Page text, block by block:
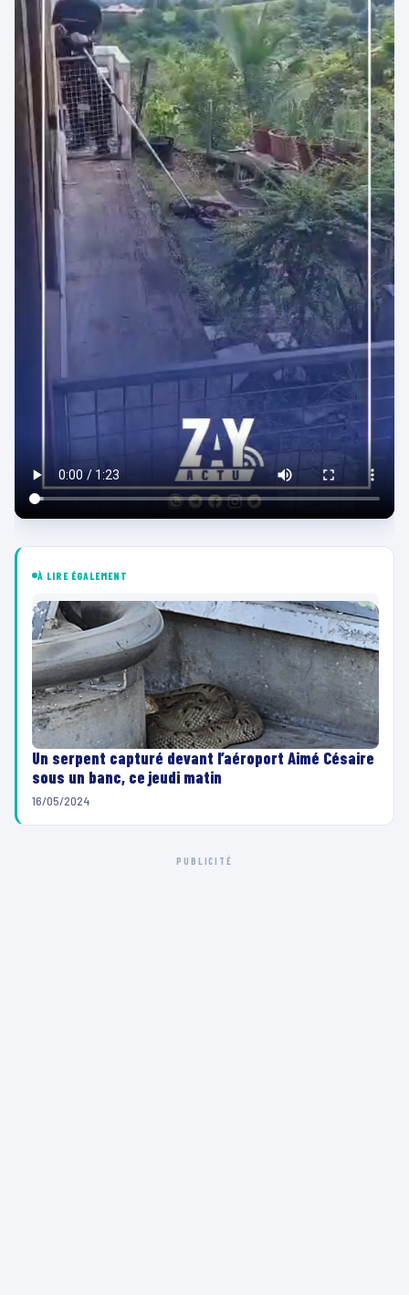
À LIRE ÉGALEMENT
Un serpent capturé devant l’aéroport Aimé Césaire
sous un banc, ce jeudi matin
16/05/2024
PUBLICITÉ